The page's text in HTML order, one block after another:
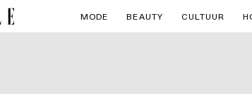
MODE BEAUTY CULTUUR